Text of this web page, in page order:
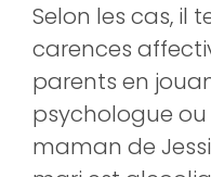
Selon les cas, il
carences
parents en
psychologue ou
maman de